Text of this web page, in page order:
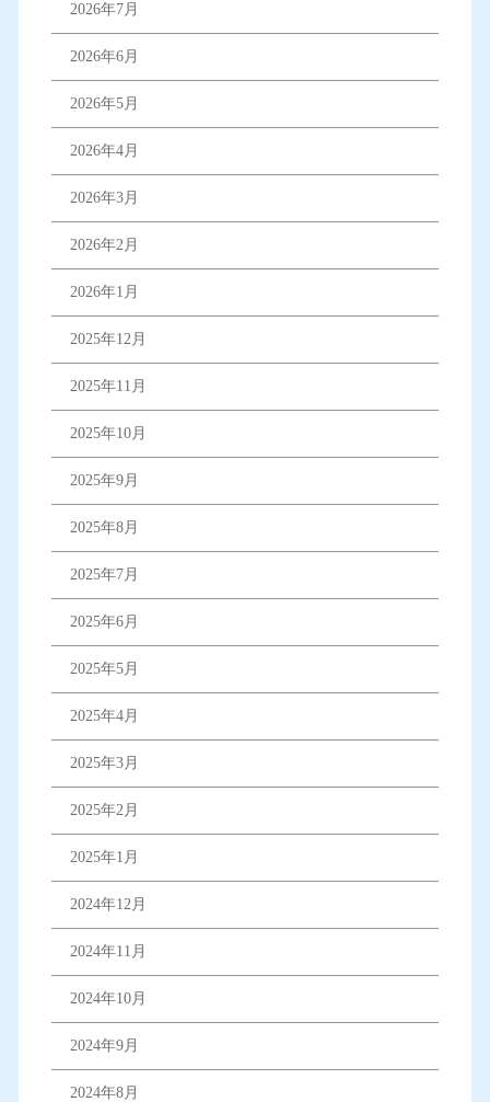
2026年7月
2026年6月
2026年5月
2026年4月
2026年3月
2026年2月
2026年1月
2025年12月
2025年11月
2025年10月
2025年9月
2025年8月
2025年7月
2025年6月
2025年5月
2025年4月
2025年3月
2025年2月
2025年1月
2024年12月
2024年11月
2024年10月
2024年9月
2024年8月